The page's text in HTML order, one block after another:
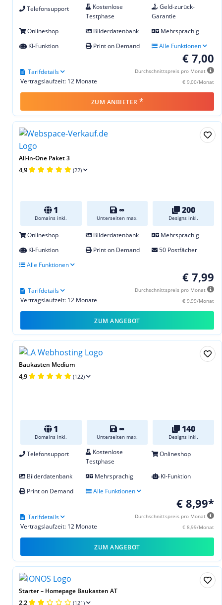
Telefonsupport
Kostenlose
Testphase
Geld-zurück-
Garantie
Onlineshop
Bilderdatenbank
Mehrsprachig
KI-Funktion
Print on Demand Alle Funktionen
€ 7,00
Durchschnittspreis pro Monat
€ 9,00/Monat
Vertragslaufzeit: 12 Monate
Tarifdetails
ZUM ANBIETER *
All-in-One Paket 3
4,9 (22)
1
Domains inkl.
∞
Unterseiten max.
200
Designs inkl.
Onlineshop Bilderdatenbank
Mehrsprachig
KI-Funktion
Print on Demand
50 Postfächer
Alle Funktionen
€ 7,99
Durchschnittspreis pro Monat
€ 9,99/Monat
Vertragslaufzeit: 12 Monate
Tarifdetails
ZUM ANGEBOT
Baukasten Medium
4,9 (122)
1
Domains inkl.
∞
Unterseiten max.
140
Designs inkl.
Telefonsupport
Kostenlose
Testphase
Onlineshop
Bilderdatenbank Mehrsprachig
KI-Funktion
Print on Demand
Alle Funktionen
€ 8,99*
Durchschnittspreis pro Monat
€ 8,99/Monat
Vertragslaufzeit: 12 Monate
Tarifdetails
ZUM ANGEBOT
Starter – Homepage Baukasten AT
2,2 (121)